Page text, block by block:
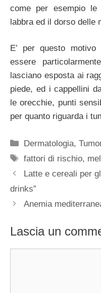
come per esempio
labbra ed il dorso delle
E’ per questo
essere
lasciano esposta ai
piede, ed i cappellini
le orecchie, punti
per quanto riguarda i
Categorie
Dermatologia,
Tag
fattori di rischio,
Latte e cereali per
drinks”
Anemia
Lascia un